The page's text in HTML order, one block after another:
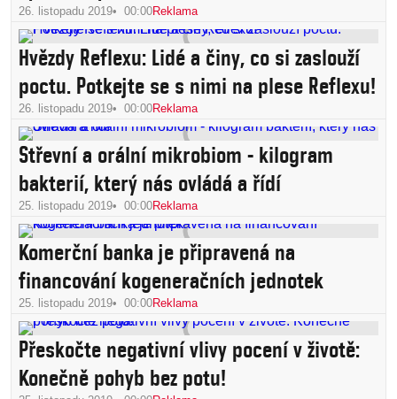
26. listopadu 2019 00:00Reklama
Hvězdy Reflexu: Lidé a činy, co si zaslouží
poctu. Potkejte se s nimi na plese Reflexu!
26. listopadu 2019 00:00Reklama
Střevní a orální mikrobiom - kilogram
bakterií, který nás ovládá a řídí
25. listopadu 2019 00:00Reklama
Komerční banka je připravená na
financování kogeneračních jednotek
25. listopadu 2019 00:00Reklama
Přeskočte negativní vlivy pocení v životě:
Konečně pohyb bez potu!